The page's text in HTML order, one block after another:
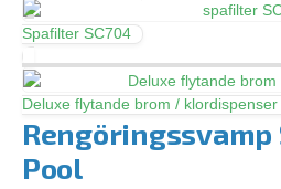
Spafilter SC704
Deluxe flytande brom / klordispenser
Rengöringssvamp
Pool